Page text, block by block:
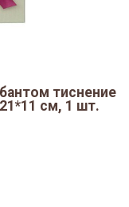
тиснение
см, 1 шт.